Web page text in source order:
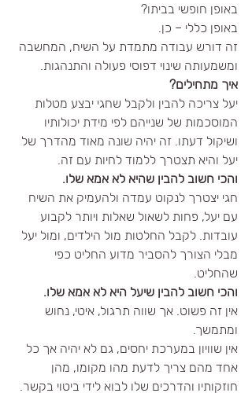
באופן חופשי בביתו?
באופן כללי – כן.
זה דורש עבודה מתמדת על השיח, המחשבה
ומשמעותה שינוי דפוסי פעולה והתנהגות.
איך מתחילים?
יעל צריכה להבין ולקבל שחגי יבצע מטלות
המוסכמות של שנייהם לפי מידת יכולותיו
ושיקול דעתו. זה יהיה שונה מאוד מהדרך של
יעל והיא תצטרך ללמוד לחיות עם זה.
והכי חשוב להבין שהיא לא אמא שלו.
חגי יצטרך לנקוט עמדה ולהעמיק את השיח
עם יעל, פחות לשאול שאלות ויותר לקבוע
עובדות. לקבל החלטות מול הילדים, ומול יעל
מבלי הצורך להסביר מדוע החליט כפי
שהחליט.
והכי חשוב להבין שיעל היא לא אמא שלו.
אין זה פשוט. אך שווה תרגול, איטי, נחוש
ומתמשך.
אין שוויון במערכת יחסים, גם לא יהיה אך כל
אחד מהם צריך לדעת מהו מקומו, מהן
חוזקותיו והדרכים שלו לבוא לידי ביטוי בקשר.